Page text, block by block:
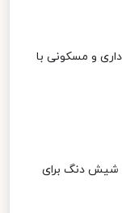
و مسکونی با
شیش دنگ برای